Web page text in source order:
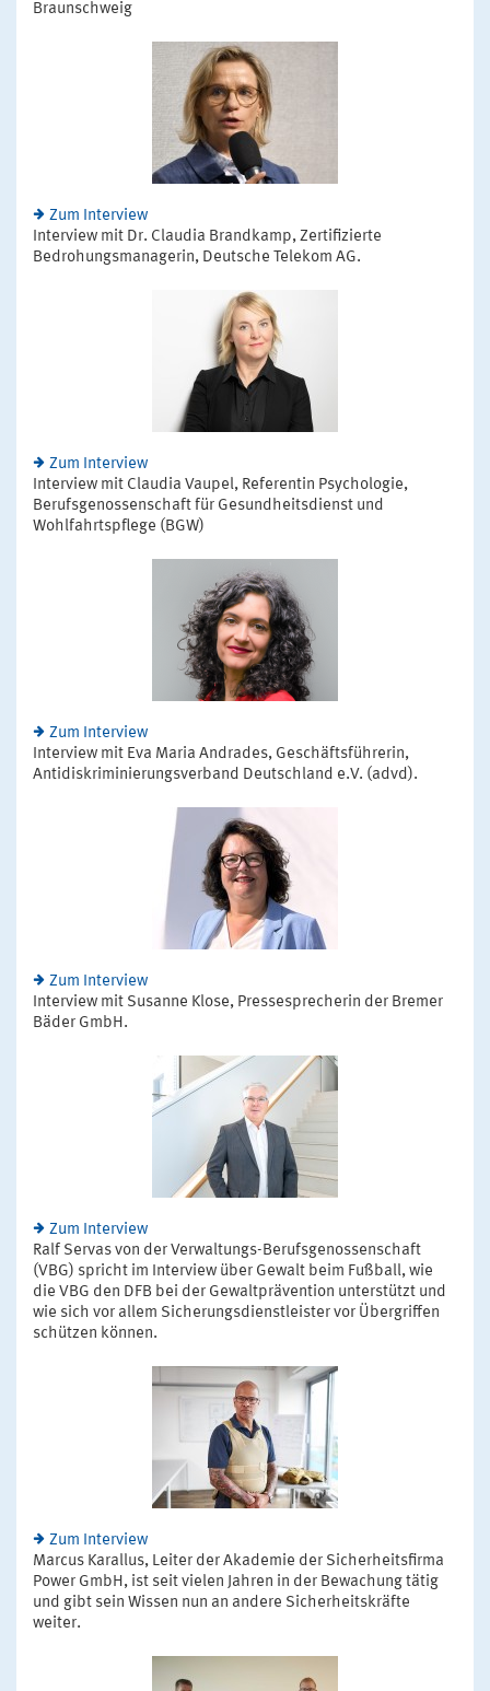
Braunschweig
Zum Interview
Interview mit Dr. Claudia Brandkamp, Zertifizierte
Bedrohungsmanagerin, Deutsche Telekom AG.
Zum Interview
Interview mit Claudia Vaupel, Referentin Psychologie,
Berufsgenossenschaft für Gesundheitsdienst und
Wohlfahrtspflege (BGW)
Zum Interview
Interview mit Eva Maria Andrades, Geschäftsführerin,
Antidiskriminierungsverband Deutschland e.V. (advd).
Zum Interview
Interview mit Susanne Klose, Pressesprecherin der Bremer
Bäder GmbH.
Zum Interview
Ralf Servas von der Verwaltungs-Berufsgenossenschaft
(VBG) spricht im Interview über Gewalt beim Fußball, wie
die VBG den DFB bei der Gewaltprävention unterstützt und
wie sich vor allem Sicherungsdienstleister vor Übergriffen
schützen können.
Zum Interview
Marcus Karallus, Leiter der Akademie der Sicherheitsfirma
Power GmbH, ist seit vielen Jahren in der Bewachung tätig
und gibt sein Wissen nun an andere Sicherheitskräfte
weiter.